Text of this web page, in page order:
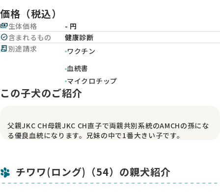
価格（税込）
payments生体価格
- 円
check_circle含まれるもの
健康診断
receipt_long別途請求
ワクチン
血統書
マイクロチップ
この子犬のご紹介
父親JKC CH母親JKC CH直子で両親共別系統のAMCHの孫にな
る優良血統になります。兄妹の中で1番大きい子です。
チワワ(ロング)（54）の親犬紹介